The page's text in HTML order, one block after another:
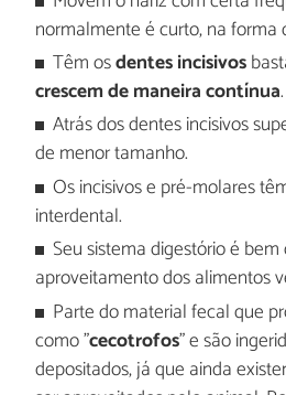
normalmente é curto, na forma
Têm osdentes incisivos
crescem de maneira contínua.
Atrás dos dentes incisivos
de menor tamanho.
Os incisivos e pré-molares
interdental.
Seu sistema digestório é
aproveitamento dos alimentos
Parte do material fecal que
como "cecotrofos" e são
depositados, já que ainda